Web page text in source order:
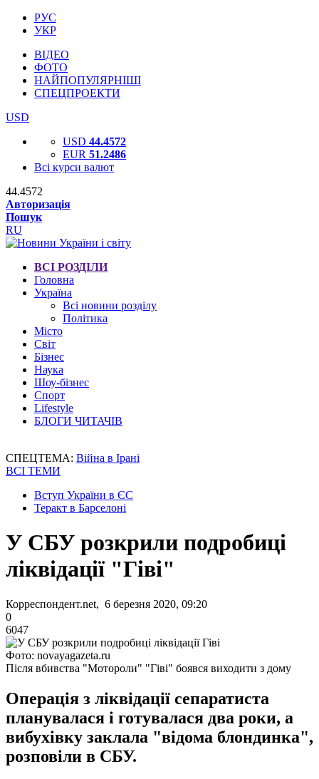
РУС
УКР
ВІДЕО
ФОТО
НАЙПОПУЛЯРНІШІ
СПЕЦПРОЕКТИ
USD
USD 44.4572
EUR 51.2486
Всі курси валют
44.4572
Авторизація
Пошук
RU
ВСІ РОЗДІЛИ
Головна
Україна
Всі новини розділу
Політика
Місто
Світ
Бізнес
Наука
Шоу-бізнес
Спорт
Lifestyle
БЛОГИ ЧИТАЧІВ
СПЕЦТЕМА: Війна в Ірані
ВСІ ТЕМИ
Вступ України в ЄС
Теракт в Барселоні
У СБУ розкрили подробиці
ліквідації "Гіві"
Корреспондент.net, 6 березня 2020, 09:20
0
6047
Фото: novayagazeta.ru
Після вбивства "Мотороли" "Гіві" боявся виходити з дому
Операція з ліквідації сепаратиста
планувалася і готувалася два роки, а
вибухівку заклала "відома блондинка",
розповіли в СБУ.